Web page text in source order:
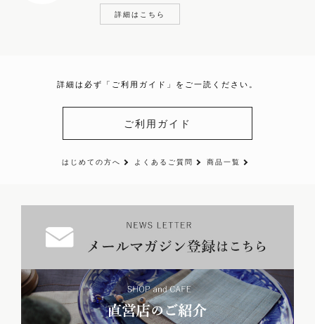
詳細はこちら
詳細は必ず「ご利用ガイド」をご一読ください。
ご利用ガイド
はじめての方へ よくあるご質問 商品一覧